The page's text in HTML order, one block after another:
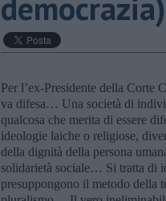
Per l’ex-Presidente della Corte
va difesa… Una società di
qualcosa che merita di essere
ideologie laiche o religiose,
della dignità della persona
solidarietà sociale… Si tratta di
presuppongono il metodo della